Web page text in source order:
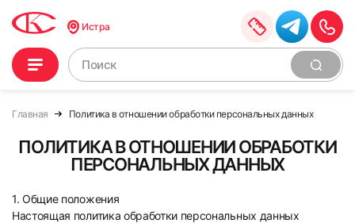
Истра
Главная Политика в отношении обработки персональных данных
ПОЛИТИКА В ОТНОШЕНИИ ОБРАБОТКИ
ПЕРСОНАЛЬНЫХ ДАННЫХ
1. Общие положения
Настоящая политика обработки персональных данных